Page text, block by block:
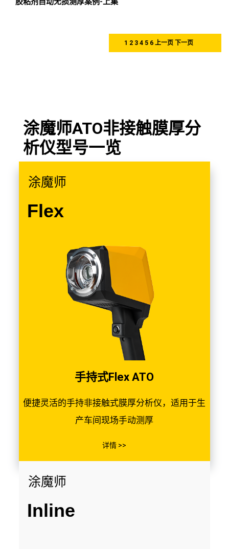
1 2 3 4 5 6 上一页 下一页
涂魔师ATO非接触膜厚分
析仪型号一览
涂魔师
Flex
手持式Flex ATO
便捷灵活的手持非接触式膜厚分析仪，适用于生
产车间现场手动测厚
详情 >>
涂魔师
Inline